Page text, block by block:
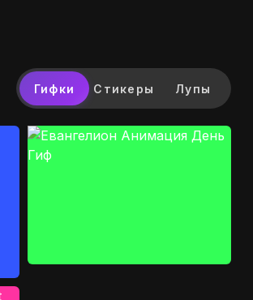
Гифки Стикеры Лупы